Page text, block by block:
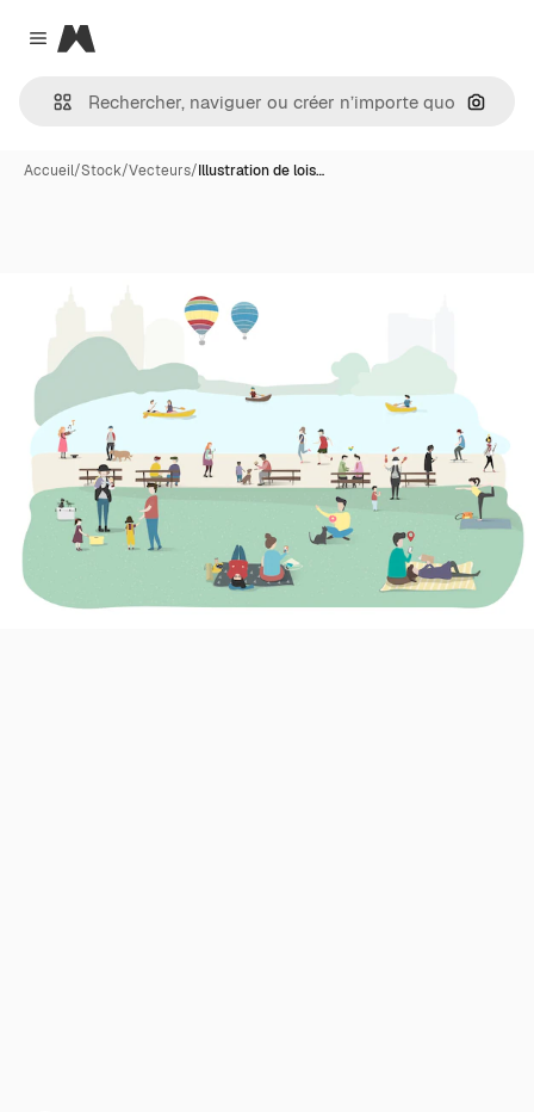
Close menu
Magnific
Accueil/Stock/Vecteurs/Illustration de lois…